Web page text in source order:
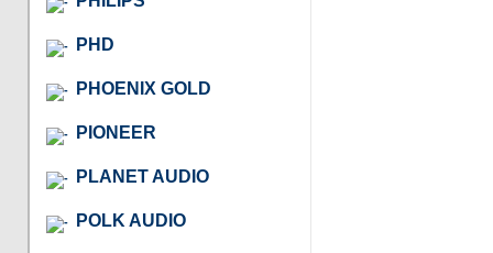
PHD
PHOENIX GOLD
PIONEER
PLANET AUDIO
POLK AUDIO